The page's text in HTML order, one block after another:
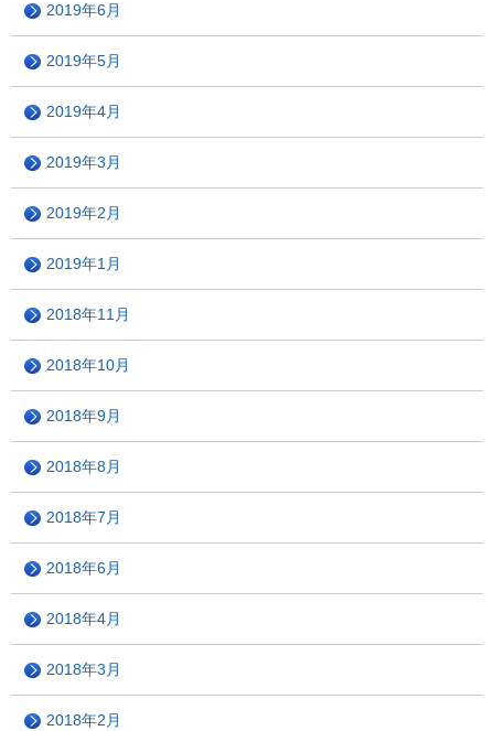
2019年6月
2019年5月
2019年4月
2019年3月
2019年2月
2019年1月
2018年11月
2018年10月
2018年9月
2018年8月
2018年7月
2018年6月
2018年4月
2018年3月
2018年2月